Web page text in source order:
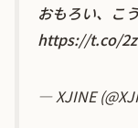
おもろい、こ
https://t.co/
— XJINE